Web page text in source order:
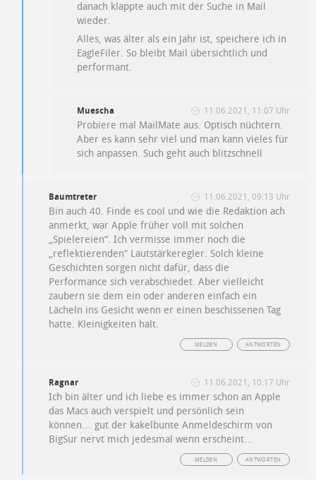
danach klappte auch mit der Suche in Mail
wieder.
Alles, was älter als ein Jahr ist, speichere ich in
EagleFiler. So bleibt Mail übersichtlich und
performant.
Muescha 11.06.2021, 11:07 Uhr
Probiere mal MailMate aus. Optisch nüchtern.
Aber es kann sehr viel und man kann vieles für
sich anpassen. Such geht auch blitzschnell
Baumtreter 11.06.2021, 09:13 Uhr
Bin auch 40. Finde es cool und wie die Redaktion ach
anmerkt, war Apple früher voll mit solchen
„Spielereien“. Ich vermisse immer noch die
„reflektierenden“ Lautstärkeregler. Solch kleine
Geschichten sorgen nicht dafür, dass die
Performance sich verabschiedet. Aber vielleicht
zaubern sie dem ein oder anderen einfach ein
Lächeln ins Gesicht wenn er einen beschissenen Tag
hatte. Kleinigkeiten halt.
ANTWORTEN
MELDEN
Ragnar 11.06.2021, 10:17 Uhr
Ich bin älter und ich liebe es immer schon an Apple
das Macs auch verspielt und persönlich sein
können… gut der kakelbunte Anmeldeschirm von
BigSur nervt mich jedesmal wenn erscheint…
ANTWORTEN
MELDEN